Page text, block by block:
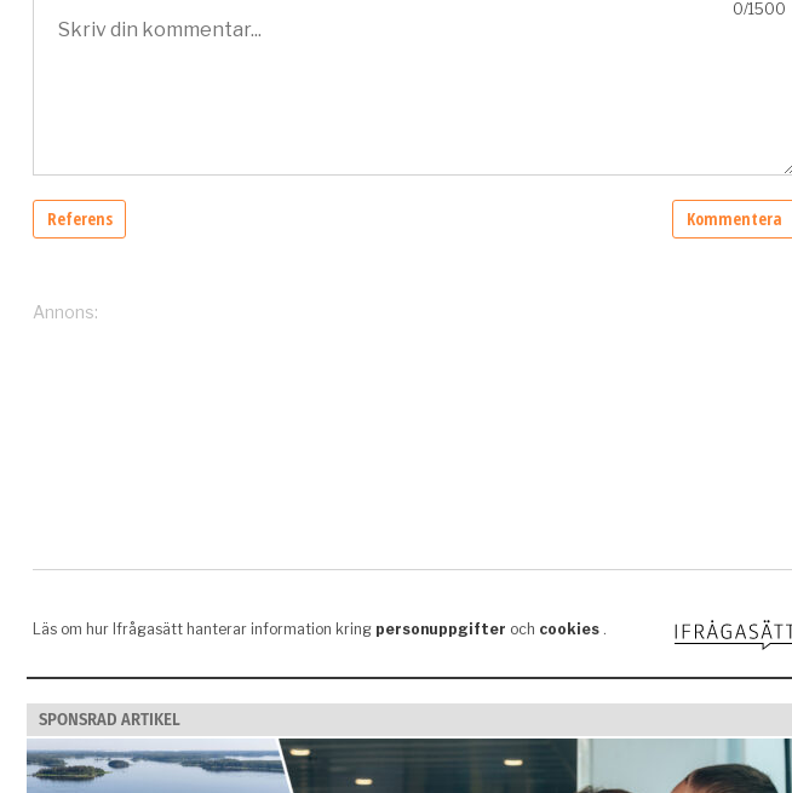
SPONSRAD ARTIKEL